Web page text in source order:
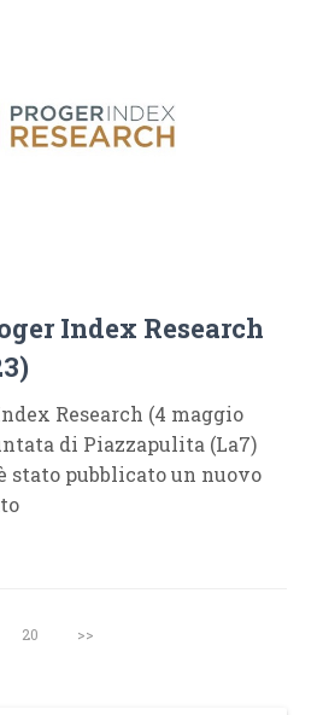
Index Research
Research (4 maggio
di Piazzapulita (La7)
stato pubblicato un nuovo
20 >>